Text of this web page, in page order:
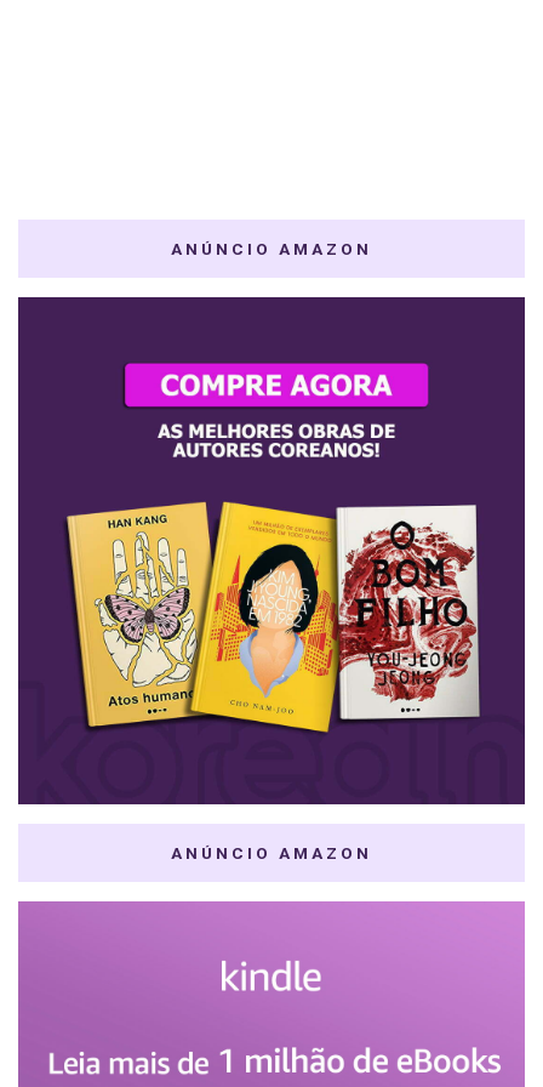
ANÚNCIO AMAZON
ANÚNCIO AMAZON